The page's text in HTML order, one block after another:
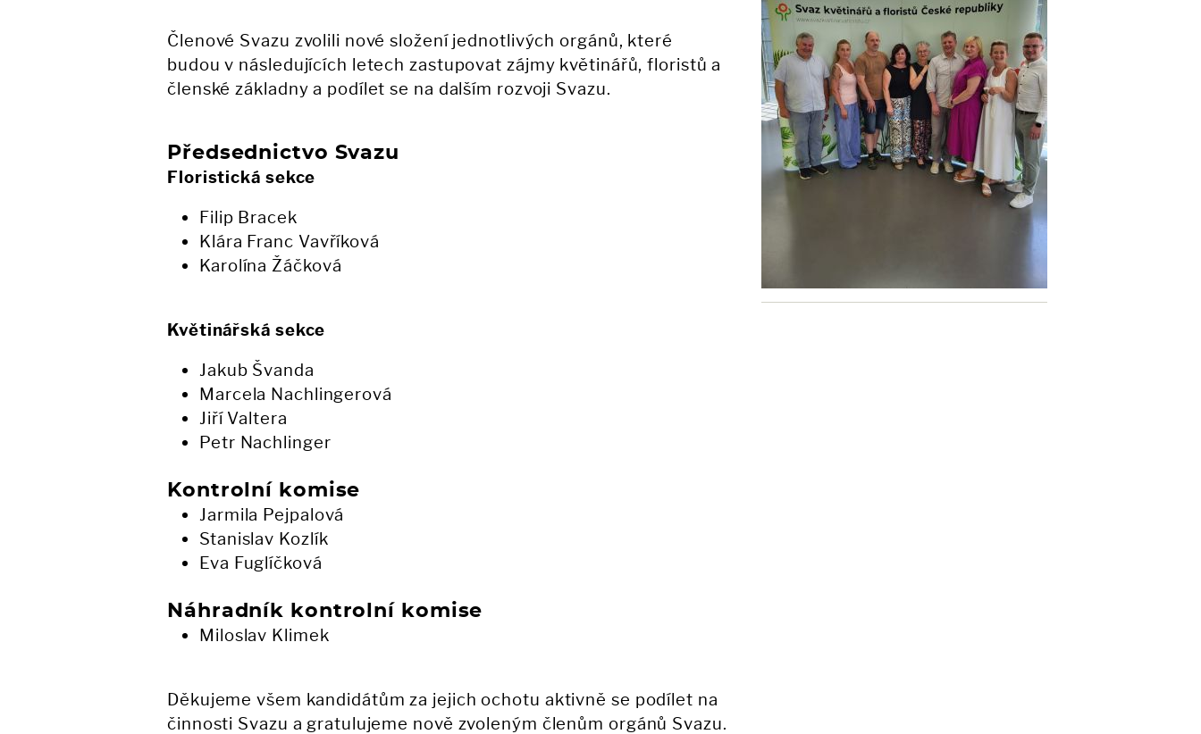
Členové Svazu zvolili nové složení jednotlivých orgánů, které
budou v následujících letech zastupovat zájmy květinářů, floristů a
členské základny a podílet se na dalším rozvoji Svazu.
Předsednictvo Svazu
Floristická sekce
Filip Bracek
Klára Franc Vavříková
Karolína Žáčková
Květinářská sekce
Jakub Švanda
Marcela Nachlingerová
Jiří Valtera
Petr Nachlinger
Kontrolní komise
Jarmila Pejpalová
Stanislav Kozlík
Eva Fuglíčková
Náhradník kontrolní komise
Miloslav Klimek
Děkujeme všem kandidátům za jejich ochotu aktivně se podílet na
činnosti Svazu a gratulujeme nově zvoleným členům orgánů Svazu.